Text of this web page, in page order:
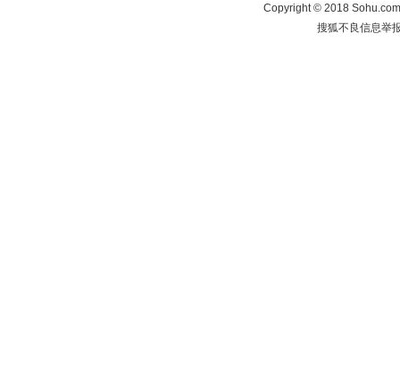
Copyright©2018
搜狐不良信息举